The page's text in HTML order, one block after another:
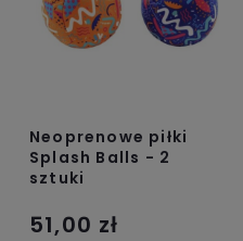
Neoprenowe piłki
Splash Balls - 2
sztuki
51,00 zł